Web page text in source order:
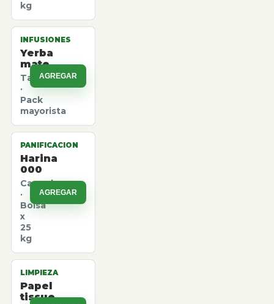
kg
INFUSIONES
Yerba
mate
Taragui
·
Pack
mayorista
AGREGAR
PANIFICACION
Harina
000
Canuelas
·
Bolsa
x
25
kg
AGREGAR
LIMPIEZA
Papel
tissue